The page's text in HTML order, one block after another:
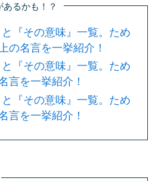
るかも！？
と『その意味』一覧。ため
の名言を一挙紹介！
と『その意味』一覧。ため
言を一挙紹介！
と『その意味』一覧。ため
言を一挙紹介！